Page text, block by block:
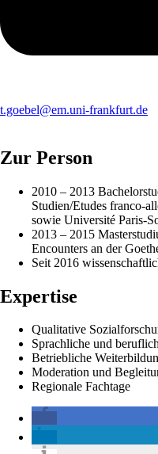
t.goebel@em.uni-frankfurt.de
Zur Person
2010 – 2013
Studien/Etudes franco-
sowie Université Paris-
2013 – 2015
Encounters an der
Seit 2016
Expertise
Qualitative
Sprachliche und
Betriebliche
Moderation und
Regionale Fachtage